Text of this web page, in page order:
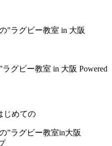
ラグビー教室 in 大阪 Powered
じめての